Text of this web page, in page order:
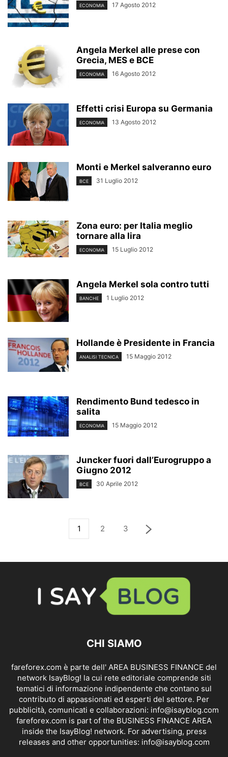
ECONOMIA 17 Agosto 2012
Angela Merkel alle prese con
Grecia, MES e BCE
ECONOMIA 16 Agosto 2012
Effetti crisi Europa su Germania
ECONOMIA 13 Agosto 2012
Monti e Merkel salveranno euro
BCE 31 Luglio 2012
Zona euro: per Italia meglio
tornare alla lira
ECONOMIA 15 Luglio 2012
Angela Merkel sola contro tutti
BANCHE 1 Luglio 2012
Hollande è Presidente in Francia
ANALISI TECNICA 15 Maggio 2012
Rendimento Bund tedesco in
salita
ECONOMIA 15 Maggio 2012
Juncker fuori dall’Eurogruppo a
Giugno 2012
BCE 30 Aprile 2012
1 2 3
CHI SIAMO
fareforex.com è parte dell' AREA BUSINESS FINANCE del
network IsayBlog! la cui rete editoriale comprende siti
tematici di informazione indipendente che contano sul
contributo di appassionati ed esperti del settore. Per
pubblicità, comunicati e collaborazioni: info@isayblog.com
fareforex.com is part of the BUSINESS FINANCE AREA
inside the IsayBlog! network. For advertising, press
releases and other opportunities: info@isayblog.com